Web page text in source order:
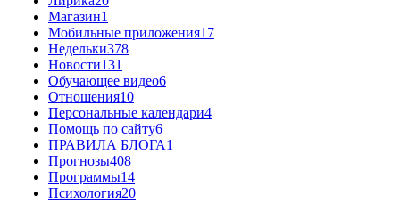
Магазин1
Мобильные приложения17
Недельки378
Новости131
Обучающее видео6
Отношения10
Персональные календари4
Помощь по сайту6
ПРАВИЛА БЛОГА1
Прогнозы408
Программы14
Психология20